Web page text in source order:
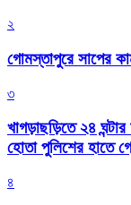
২
গোমস্তাপুরে সাপের
৩
খাগড়াছড়িতে ২৪
হোতা পুলিশের হাতে
৪